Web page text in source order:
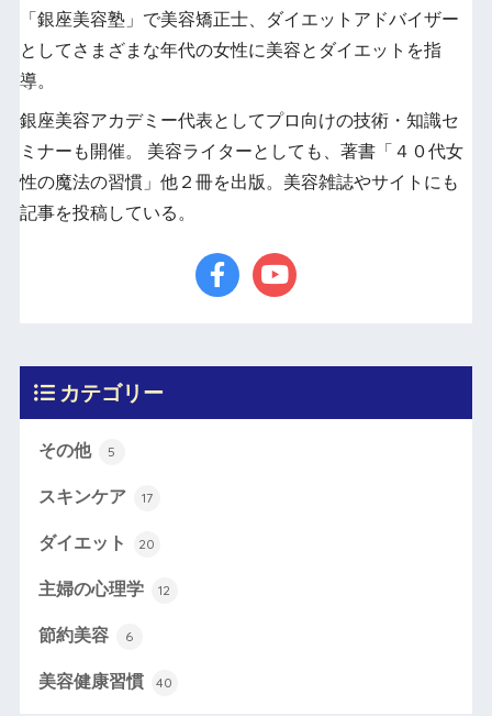
「銀座美容塾」で美容矯正士、ダイエットアドバイザー
としてさまざまな年代の女性に美容とダイエットを指
導。
銀座美容アカデミー代表としてプロ向けの技術・知識セ
ミナーも開催。 美容ライターとしても、著書「４０代女
性の魔法の習慣」他２冊を出版。美容雑誌やサイトにも
記事を投稿している。
カテゴリー
その他 5
スキンケア 17
ダイエット 20
主婦の心理学 12
節約美容 6
美容健康習慣 40